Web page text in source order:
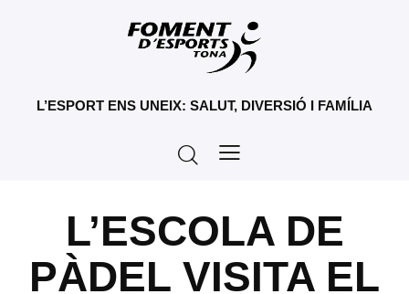
L’ESPORT ENS UNEIX: SALUT, DIVERSIÓ I FAMÍLIA
L’ESCOLA DE
PÀDEL VISITA EL